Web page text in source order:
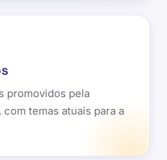
promovidos pela
com temas atuais para a